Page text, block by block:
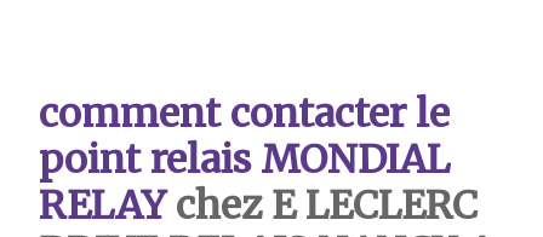
comment contacter le
point relais MONDIAL
RELAYchez E LECLERC